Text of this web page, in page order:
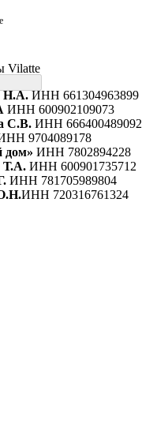
Vilatte
Н.А.ИНН 661304963899
ИНН 600902109073
С.В. ИНН 666400489092
9704089178
ИНН 7802894228
Т.А. ИНН 600901735712
ИНН 781705989804
ИНН 720316761324